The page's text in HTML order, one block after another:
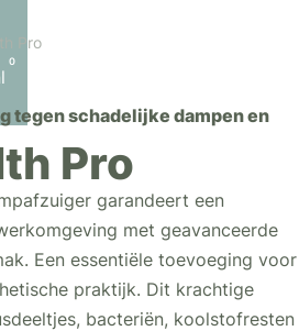
0
Pro
tegen schadelijke dampen en
Pro
garandeert een
met geavanceerde
Een essentiële toevoeging voor
praktijk. Dit krachtige
bacteriën, koolstofresten